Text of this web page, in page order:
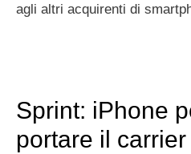
agli altri acquirenti di
Sprint: iPhone
portare il